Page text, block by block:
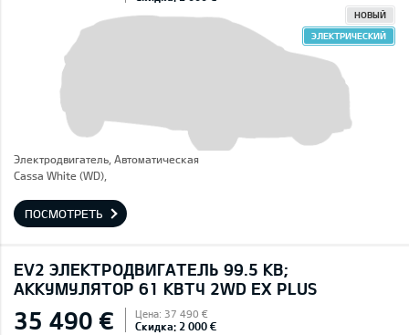
НОВЫЙ
ЭЛЕКТРИЧЕСКИЙ
Электродвигатель, Автоматическая
Cassa White (WD),
ПОСМОТРЕТЬ
EV2 ЭЛЕКТРОДВИГАТЕЛЬ 99.5 КВ;
AККУМУЛЯТОР 61 КВТЧ 2WD EX PLUS
35 490 € Цена: 37 490 €
Скидка: 2 000 €